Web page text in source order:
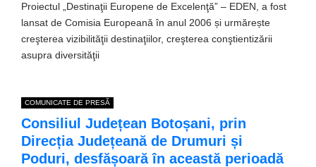
Proiectul „Destinaţii Europene de Excelenţă” – EDEN, a fost
lansat de Comisia Europeană în anul 2006 și urmărește
creşterea vizibilităţii destinaţiilor, creşterea conştientizării
asupra diversităţii
COMUNICATE DE PRESĂ
Consiliul Județean Botoșani, prin
Direcția Județeană de Drumuri și
Poduri, desfășoară în această perioadă